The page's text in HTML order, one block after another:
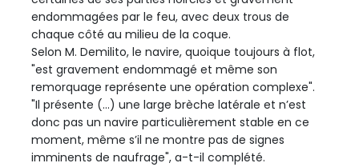
endommagées par le feu, avec deux trous de
chaque côté au milieu de la coque.
Selon M. Demilito, le navire, quoique toujours à flot,
"est gravement endommagé et même son
remorquage représente une opération complexe".
"Il présente (...) une large brèche latérale et n’est
donc pas un navire particulièrement stable en ce
moment, même s’il ne montre pas de signes
imminents de naufrage", a-t-il complété.